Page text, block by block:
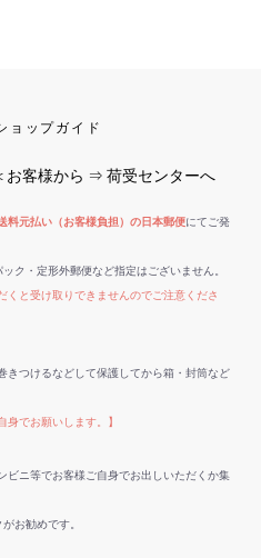
ョップガイド
お客様から ⇒ 荷受センターへ
料元払い（お客様負担）の日本郵便にてご発
ク・定形外郵便など指定はございません。
くと受け取りできませんのでご注意くださ
きつけるなどして保護してから箱・封筒など
身でお願いします。】
ビニ等でお客様ご自身でお出しいただくか集
お勧めです。